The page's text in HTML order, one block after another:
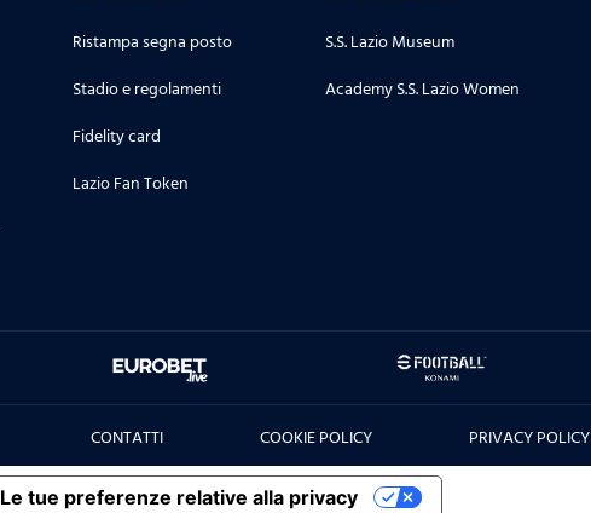
Ristampa segna posto
Stadio e regolamenti
Fidelity card
Lazio Fan Token
S.S. Lazio Museum
Academy S.S. Lazio Women
CONTATTI COOKIE POLICY PRIVACY POLICY
Le tue preferenze relative alla privacy